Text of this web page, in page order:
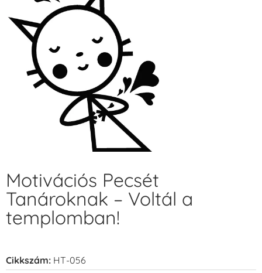
Motivációs Pecsét
Tanároknak – Voltál a
templomban!
Cikkszám: HT-056